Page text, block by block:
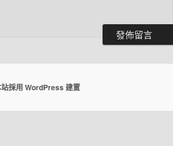
採用 WordPress 建置